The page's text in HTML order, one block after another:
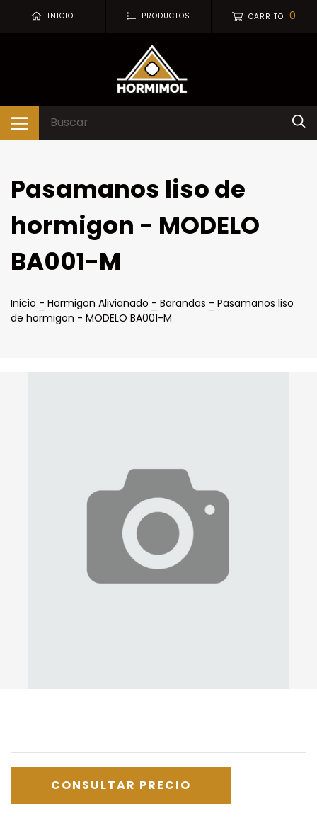
INICIO PRODUCTOS CARRITO 0
Pasamanos liso de
hormigon - MODELO
BA001-M
Inicio - Hormigon Alivianado - Barandas - Pasamanos liso
de hormigon - MODELO BA001-M